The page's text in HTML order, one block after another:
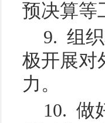
预决算等
9. 组
极开展对
力。
10. 做